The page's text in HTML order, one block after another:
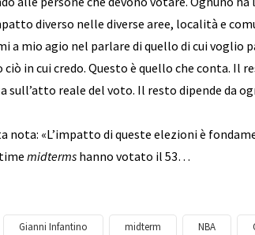
diverso nelle diverse aree, località e
a mio agio nel parlare di quello di cui voglio
in cui credo. Questo è quello che conta. Il
reale del voto. Il resto dipende da
nota: «L’impatto di queste elezioni è
midterms hanno votato il 53…
Gianni Infantino midterm NBA